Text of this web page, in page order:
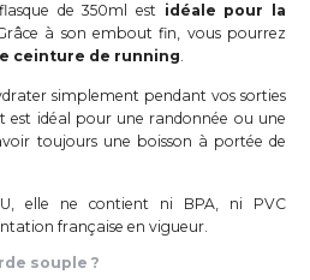
de 350ml est idéale pour la
à son embout fin, vous pourrez
ceinture de running.
simplement pendant vos sorties
idéal pour une randonnée ou une
toujours une boisson à portée de
elle ne contient ni BPA, ni PVC
française en vigueur.
souple ?